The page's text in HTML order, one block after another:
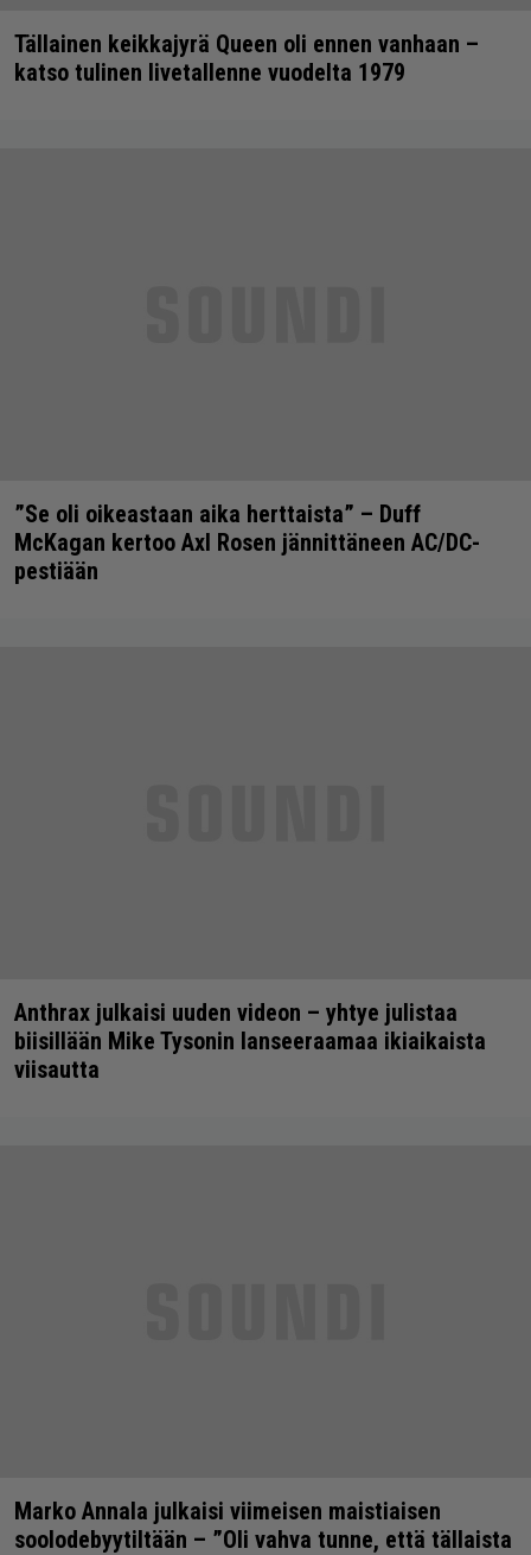
Tällainen keikkajyrä Queen oli ennen vanhaan –
katso tulinen livetallenne vuodelta 1979
”Se oli oikeastaan aika herttaista” – Duff
McKagan kertoo Axl Rosen jännittäneen AC/DC-
pestiään
Anthrax julkaisi uuden videon – yhtye julistaa
biisillään Mike Tysonin lanseeraamaa ikiaikaista
viisautta
Marko Annala julkaisi viimeisen maistiaisen
soolodebyytiltään – ”Oli vahva tunne, että tällaista